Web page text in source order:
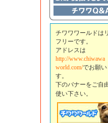
チワワワールドは
フリーです。
アドレスは
http://www.chiwawa
world.com/でお願い
す。
下のバナーをご自
使い下さい。